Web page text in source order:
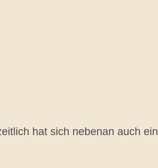
hat sich nebenan auch ein